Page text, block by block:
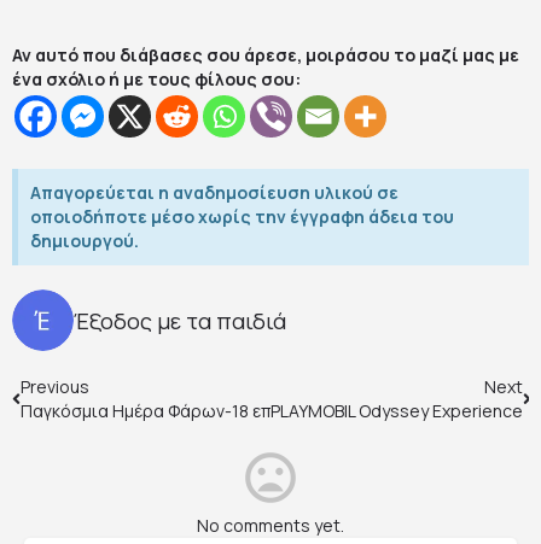
Αν αυτό που διάβασες σου άρεσε, μοιράσου το μαζί μας με
ένα σχόλιο ή με τους φίλους σου:
Απαγορεύεται η αναδημοσίευση υλικού σε
οποιοδήποτε μέσο χωρίς την έγγραφη άδεια του
δημιουργού.
Έξοδος με τα παιδιά
Previous
Παγκόσμια Ημέρα Φάρων-18 επισκέψιμοι φάροι
Next
PLAYMOBIL Odyssey Experience
No comments yet.